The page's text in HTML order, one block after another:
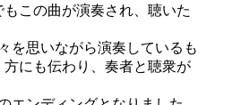
この曲が演奏され、聴いた
を思いながら演奏しているも
にも伝わり、奏者と聴衆が